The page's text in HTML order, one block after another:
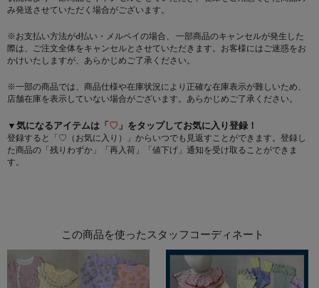
み発送させていただく場合がございます。
※お支払い方法がd払い・メルペイの場合、 一部商品のキャンセルが発生した
際は、ご注文全体をキャンセルとさせていただきます。お客様にはご迷惑をお
かけいたしますが、あらかじめご了承ください。
※一部の商品では、商品仕様や在庫状況により正確な在庫表示が難しいため、
店舗在庫を表示していない場合がございます。あらかじめご了承ください。
▼気になるアイテムは「♡ 」をタップしてお気に入り登録！
登録すると「♡（お気に入り）」からいつでも見返すことができます。登録し
た商品の「残りわずか」「再入荷」「値下げ」通知を受け取ることができま
す。
この商品を使ったスタッフコーディネート